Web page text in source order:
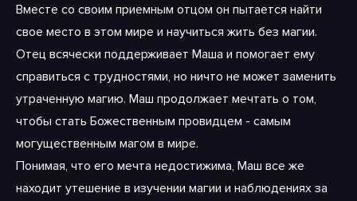
Вместе со своим приемным отцом он пытается найти
свое место в этом мире и научиться жить без магии.
Отец всячески поддерживает Маша и помогает ему
справиться с трудностями, но ничто не может заменить
утраченную магию. Маш продолжает мечтать о том,
чтобы стать Божественным провидцем - самым
могущественным магом в мире.
Понимая, что его мечта недостижима, Маш все же
находит утешение в изучении магии и наблюдениях за